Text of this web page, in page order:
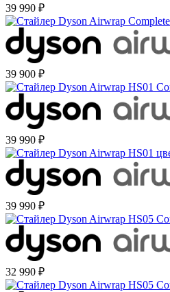
39 990 ₽
39 900 ₽
39 990 ₽
39 990 ₽
32 990 ₽